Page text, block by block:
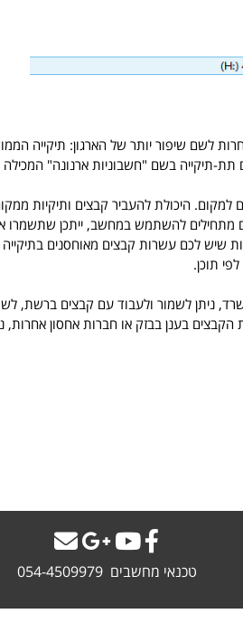
לשם שיפור יותר של הארגון: תיקייה
תת-תיקייה בשם "חשבוניות ארנונה"
למקום. היכולת להעביר קבצים ותיקיות
להשתמש במחשב, ייתכן שתשמרו
שיש לכם עשרות קבצים מאוחסנים
תוכן.
ניתן לשמור ולעבוד עם קבצים ברשת,
הקבצים בענן בבזק או חברות אחסון
טכנאי מחשבים 054-4509979